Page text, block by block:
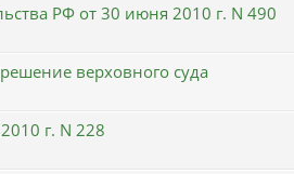
РФ от 30 июня 2010 г. N 490
верховного суда
г. N 228